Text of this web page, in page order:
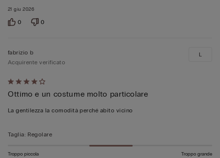
21 giu 2026
0 0
Valutato
4
su
fabrizio b
Acquirente verificato
Ottimo e un costume molto particolare
La gentilezza la comodità perché abito vicino
L
Taglia: Regolare
Troppo piccola Troppo grande